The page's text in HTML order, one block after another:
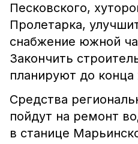
Песковского,
Пролетарка,
снабжение южной
Закончить
планируют до конца
Средства
пойдут на ремонт
в станице